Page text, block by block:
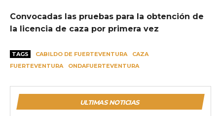
Convocadas las pruebas para la obtención de
la licencia de caza por primera vez
TAGS CABILDO DE FUERTEVENTURA
CAZA
FUERTEVENTURA
ONDAFUERTEVENTURA
ULTIMAS NOTICIAS